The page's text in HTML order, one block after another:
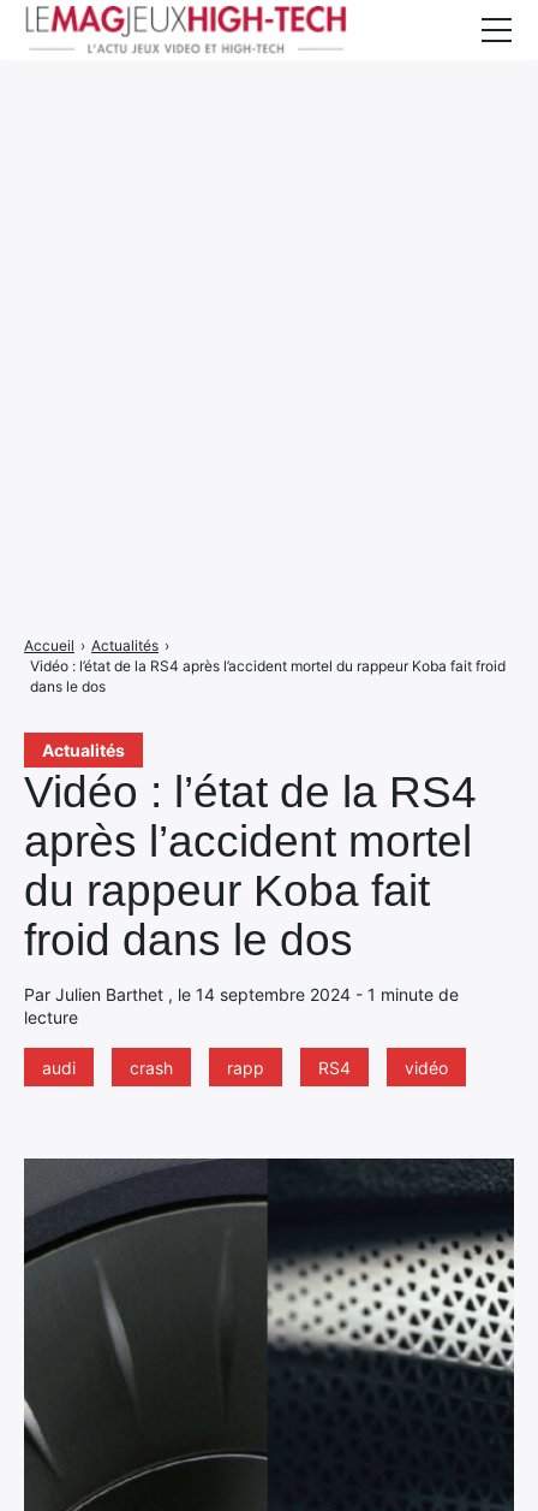
Actualités
Vidéo : l’état de la RS4
après l’accident mortel
du rappeur Koba fait
froid dans le dos
Par Julien Barthet , le 14 septembre 2024 - 1 minute de
lecture
audi crash rapp RS4 vidéo
Accueil › Actualités ›
Vidéo : l’état de la RS4 après l’accident mortel du rappeur Koba fait froid
dans le dos